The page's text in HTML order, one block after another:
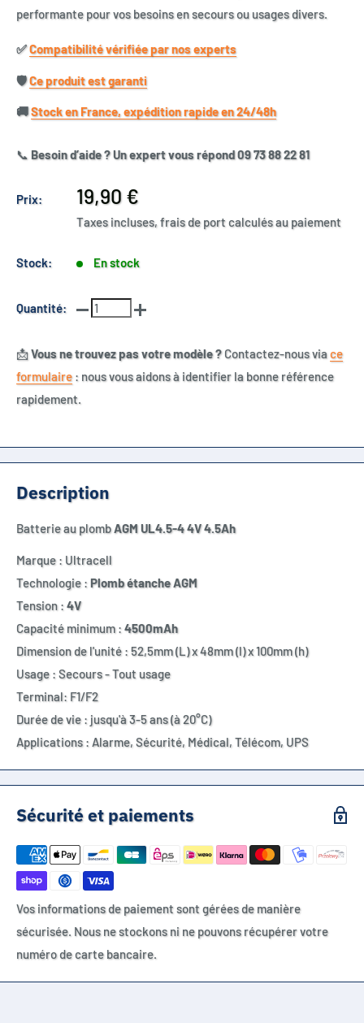
performante pour vos besoins en secours ou usages divers.
✅​Compatibilité vérifiée par nos experts
🛡️​Ce produit est garanti
🚚​Stock en France, expédition rapide en 24/48h
📞 Besoin d’aide ? Un expert vous répond 09 73 88 22 81
Prix:
Prix
réduit
19,90 €
Taxes incluses, frais de port calculés au paiement
Stock: En stock
Quantité:
📩Vous ne trouvez pas votre modèle ?Contactez-nous viace
formulaire : nous vous aidons à identifier la bonne référence
rapidement.
Description
Batterie au plombAGM UL4.5-4 4V 4.5Ah
Marque : Ultracell
Technologie : Plomb étanche AGM
Tension : 4V
Capacité minimum : 4500mAh
Dimension de l'unité : 52,5mm (L) x 48mm (l) x 100mm (h)
Usage : Secours - Tout usage
Terminal: F1/F2
Durée de vie : jusqu'à 3-5 ans (à 20°C)
Applications : Alarme, Sécurité, Médical, Télécom, UPS
Sécurité et paiements
Vos informations de paiement sont gérées de manière
sécurisée. Nous ne stockons ni ne pouvons récupérer votre
numéro de carte bancaire.